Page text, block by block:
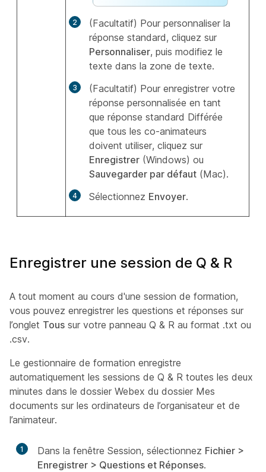
(Facultatif) Pour personnaliser la
réponse standard, cliquez sur
Personnaliser, puis modifiez le
texte dans la zone de texte.
(Facultatif) Pour enregistrer votre
réponse personnalisée en tant
que réponse standard Différée
que tous les co-animateurs
doivent utiliser, cliquez sur
Enregistrer (Windows) ou
Sauvegarder par défaut (Mac).
Sélectionnez Envoyer.
Enregistrer une session de Q & R
A tout moment au cours d'une session de formation,
vous pouvez enregistrer les questions et réponses sur
l’onglet Tous sur votre panneau Q & R au format .txt ou
.csv.
Le gestionnaire de formation enregistre
automatiquement les sessions de Q & R toutes les deux
minutes dans le dossier Webex du dossier Mes
documents sur les ordinateurs de l’organisateur et de
l’animateur.
1 Dans la fenêtre Session, sélectionnez Fichier >
Enregistrer > Questions et Réponses.